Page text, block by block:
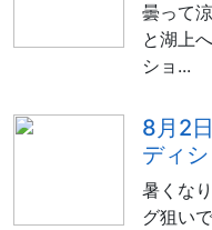
曇って
と湖上
ショ...
8月2
ディ
暑くな
グ狙い